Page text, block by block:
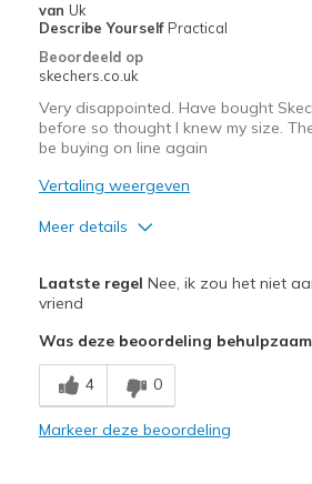
van Uk
Describe Yourself Practical
Beoordeeld op
skechers.co.uk
Very disappointed. Have bought
before so thought I knew my size.
be buying on line again
Vertaling weergeven
Meer details
Attractive Design
Beste toepassingen
Casual Wear
Width
Feels too wide
Laatste regel Nee, ik zou het niet
vriend
Was deze beoordeling
4 0
Markeer deze beoordeling